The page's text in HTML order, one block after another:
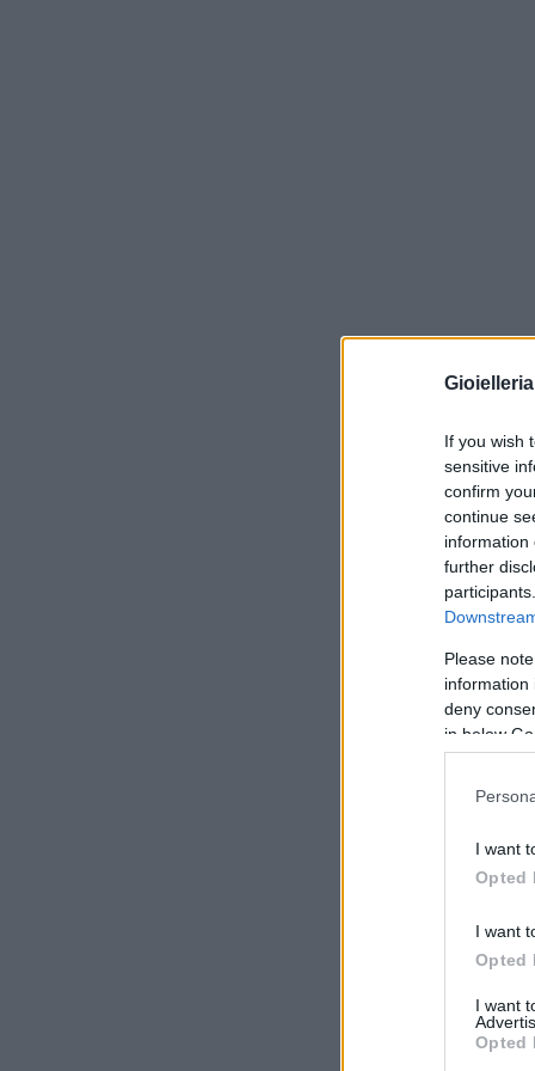
If you wish
sensitive
confirm
continue
information
further
Please
information
deny
in below
I want
Opted
I want
Opted
I want
Opted